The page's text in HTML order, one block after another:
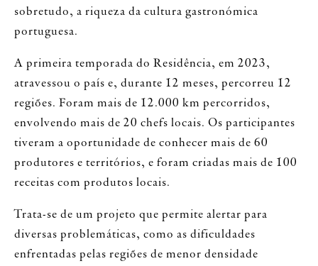
sobretudo, a riqueza da cultura gastronómica
portuguesa.
A primeira temporada do Residência, em 2023,
atravessou o país e, durante 12 meses, percorreu 12
regiões. Foram mais de 12.000 km percorridos,
envolvendo mais de 20 chefs locais. Os participantes
tiveram a oportunidade de conhecer mais de 60
produtores e territórios, e foram criadas mais de 100
receitas com produtos locais.
Trata-se de um projeto que permite alertar para
diversas problemáticas, como as dificuldades
enfrentadas pelas regiões de menor densidade